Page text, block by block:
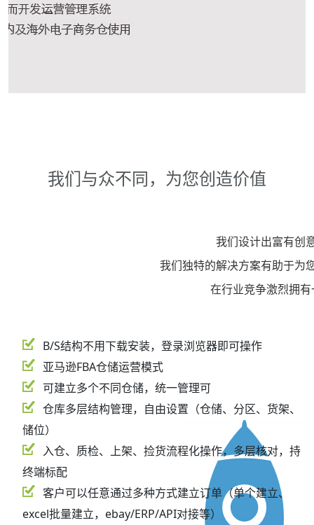
我们与众不同，为您创造价值
我们设计出富有创
我们独特的解决方案有助于为
在行业竞争激烈拥
B/S结构不用下载安装，登录浏览器即可操作
亚马逊FBA仓储运营模式
可建立多个不同仓储，统一管理可
仓库多层结构管理，自由设置（仓储、分区、货架、
储位）
入仓、质检、上架、捡货流程化操作，多层核对，持
终端标配
客户可以任意通过多种方式建立订单（单个建立、
excel批量建立，ebay/ERP/API对接等）